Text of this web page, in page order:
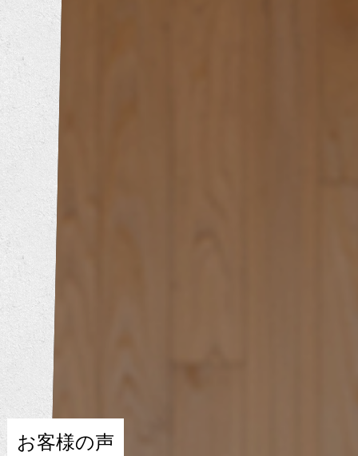
洗面所リフォーム
浴室リフォーム
キッチンリフォーム
増改築工事
防音工事
お客様の声